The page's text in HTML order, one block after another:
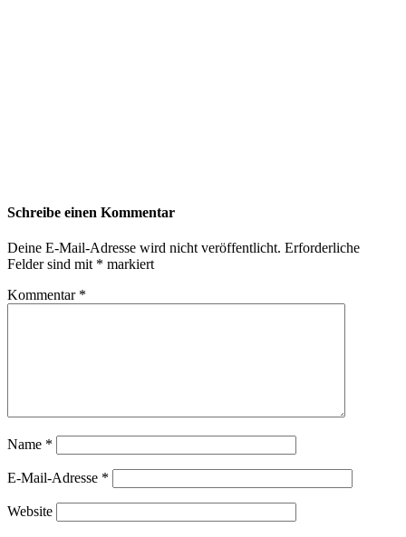
Schreibe einen Kommentar
Deine E-Mail-Adresse wird nicht veröffentlicht. Erforderliche
Felder sind mit * markiert
Kommentar *
Name *
E-Mail-Adresse *
Website